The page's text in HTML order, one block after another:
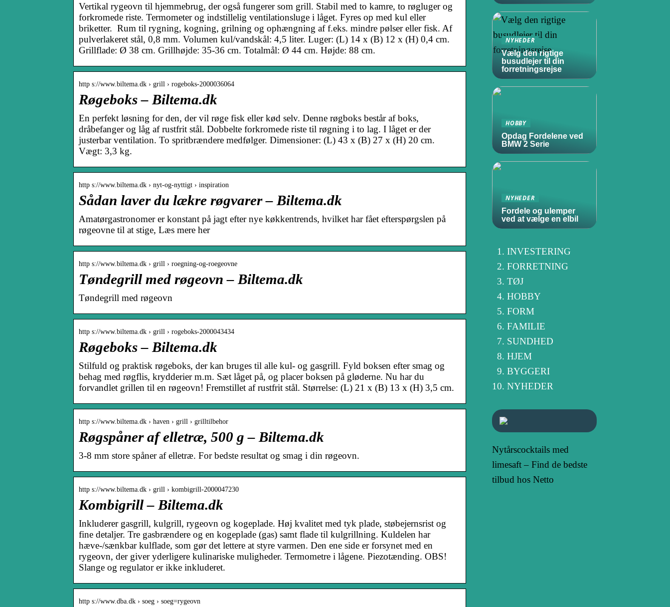
Vertikal rygeovn til hjemmebrug, der også fungerer som grill. Stabil med to kamre, to røgluger og
forkromede riste. Termometer og indstillelig ventilationsluge i låget. Fyres op med kul eller
briketter. Rum til rygning, kogning, grilning og ophængning af f.eks. mindre pølser eller fisk. Af
pulverlakeret stål, 0,8 mm. Volumen kul/vandskål: 4,5 liter. Luger: (L) 14 x (B) 12 x (H) 0,4 cm.
Grillflade: Ø 38 cm. Grillhøjde: 35-36 cm. Totalmål: Ø 44 cm. Højde: 88 cm.
http s://www.biltema.dk › grill › rogeboks-2000036064
Røgeboks – Biltema.dk
En perfekt løsning for den, der vil røge fisk eller kød selv. Denne røgboks består af boks,
dråbefanger og låg af rustfrit stål. Dobbelte forkromede riste til røgning i to lag. I låget er der
justerbar ventilation. To spritbrændere medfølger. Dimensioner: (L) 43 x (B) 27 x (H) 20 cm.
Vægt: 3,3 kg.
http s://www.biltema.dk › nyt-og-nyttigt › inspiration
Sådan laver du lækre røgvarer – Biltema.dk
Amatørgastronomer er konstant på jagt efter nye køkkentrends, hvilket har fået efterspørgslen på
røgeovne til at stige, Læs mere her
http s://www.biltema.dk › grill › roegning-og-roegeovne
Tøndegrill med røgeovn – Biltema.dk
Tøndegrill med røgeovn
http s://www.biltema.dk › grill › rogeboks-2000043434
Røgeboks – Biltema.dk
Stilfuld og praktisk røgeboks, der kan bruges til alle kul- og gasgrill. Fyld boksen efter smag og
behag med røgflis, krydderier m.m. Sæt låget på, og placer boksen på gløderne. Nu har du
forvandlet grillen til en røgeovn! Fremstillet af rustfrit stål. Størrelse: (L) 21 x (B) 13 x (H) 3,5 cm.
http s://www.biltema.dk › haven › grill › grilltilbehor
Røgspåner af elletræ, 500 g – Biltema.dk
3-8 mm store spåner af elletræ. For bedste resultat og smag i din røgeovn.
http s://www.biltema.dk › grill › kombigrill-2000047230
Kombigrill – Biltema.dk
Inkluderer gasgrill, kulgrill, rygeovn og kogeplade. Høj kvalitet med tyk plade, støbejernsrist og
fine detaljer. Tre gasbrændere og en kogeplade (gas) samt flade til kulgrillning. Kuldelen har
hæve-/sænkbar kulflade, som gør det lettere at styre varmen. Den ene side er forsynet med en
rygeovn, der giver yderligere kulinariske muligheder. Termometre i lågene. Piezotænding. OBS!
Slange og regulator er ikke inkluderet.
http s://www.dba.dk › soeg › soeg=rygeovn
NYHEDER
Vælg den rigtige
busudlejer til din
forretningsrejse
HOBBY
Opdag Fordelene ved
BMW 2 Serie
NYHEDER
Fordele og ulemper
ved at vælge en elbil
INVESTERING
FORRETNING
TØJ
HOBBY
FORM
FAMILIE
SUNDHED
HJEM
BYGGERI
NYHEDER
Nytårscocktails med
limesaft – Find de bedste
tilbud hos Netto